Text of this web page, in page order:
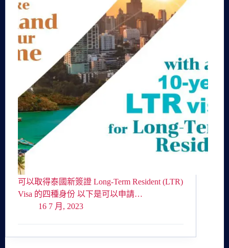
可以取得泰國新簽證 Long-Term Resident (LTR)
Visa 的四種身份 以下是可以申請…
16 7 月, 2023